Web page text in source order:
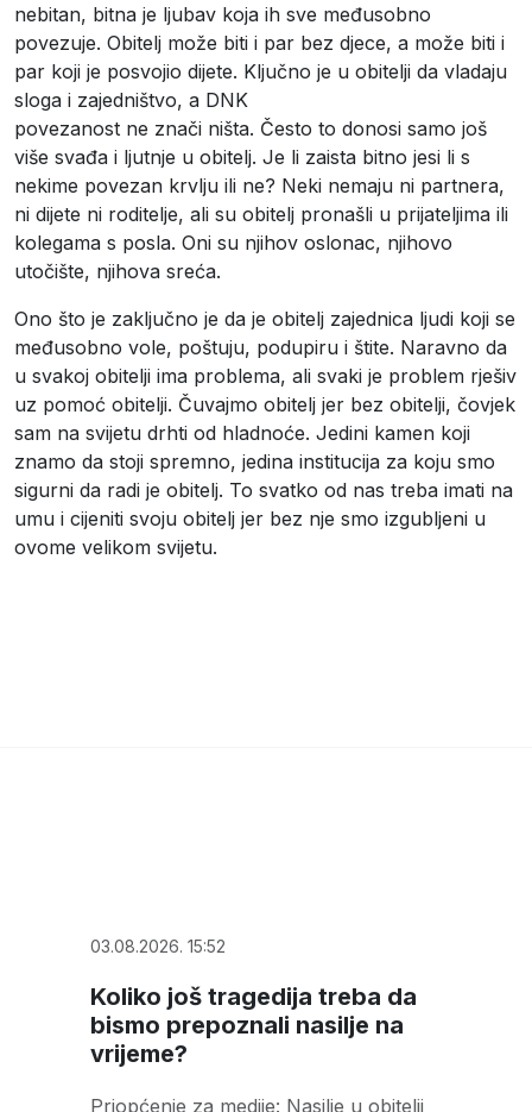
nebitan, bitna je ljubav koja ih sve međusobno
povezuje. Obitelj može biti i par bez djece, a može biti i
par koji je posvojio dijete. Ključno je u obitelji da vladaju
sloga i zajedništvo, a DNK
povezanost ne znači ništa. Često to donosi samo još
više svađa i ljutnje u obitelj. Je li zaista bitno jesi li s
nekime povezan krvlju ili ne? Neki nemaju ni partnera,
ni dijete ni roditelje, ali su obitelj pronašli u prijateljima ili
kolegama s posla. Oni su njihov oslonac, njihovo
utočište, njihova sreća.
Ono što je zaključno je da je obitelj zajednica ljudi koji se
međusobno vole, poštuju, podupiru i štite. Naravno da
u svakoj obitelji ima problema, ali svaki je problem rješiv
uz pomoć obitelji. Čuvajmo obitelj jer bez obitelji, čovjek
sam na svijetu drhti od hladnoće. Jedini kamen koji
znamo da stoji spremno, jedina institucija za koju smo
sigurni da radi je obitelj. To svatko od nas treba imati na
umu i cijeniti svoju obitelj jer bez nje smo izgubljeni u
ovome velikom svijetu.
03.08.2026. 15:52
Koliko još tragedija treba da
bismo prepoznali nasilje na
vrijeme?
Priopćenje za medije: Nasilje u obitelji